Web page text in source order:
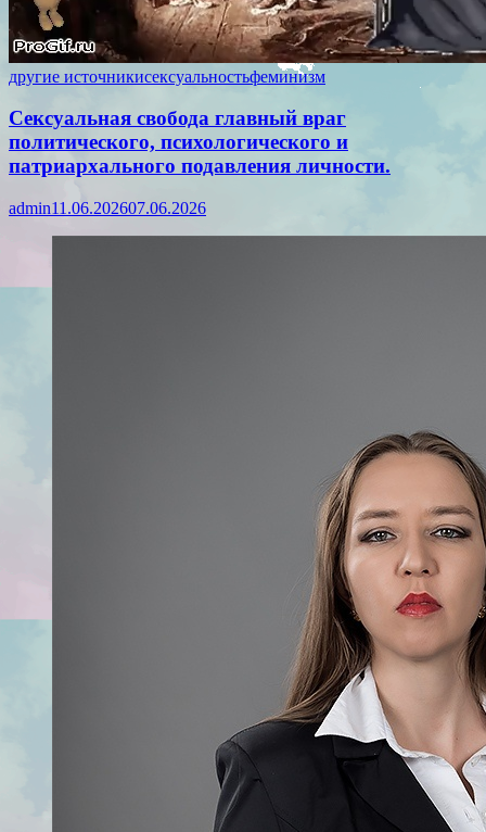
другие источникисексуальностьфеминизм
Сексуальная свобода главный враг
политического, психологического и
патриархального подавления личности.
admin11.06.202607.06.2026